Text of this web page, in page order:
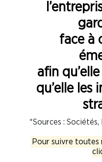
face à
afin
qu’elle les
*Sources : Sociétés,
Pour suivre toutes